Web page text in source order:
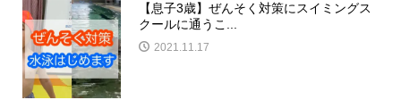
【息子3歳】ぜんそく対策にスイミングス
クールに通うこ...
2021.11.17